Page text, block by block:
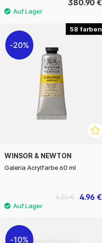
380.90 €
58
20%
WINSOR & NEWTON
Galeria Acrylfarbe 60 ml
4.96 €
6.20 €
10%